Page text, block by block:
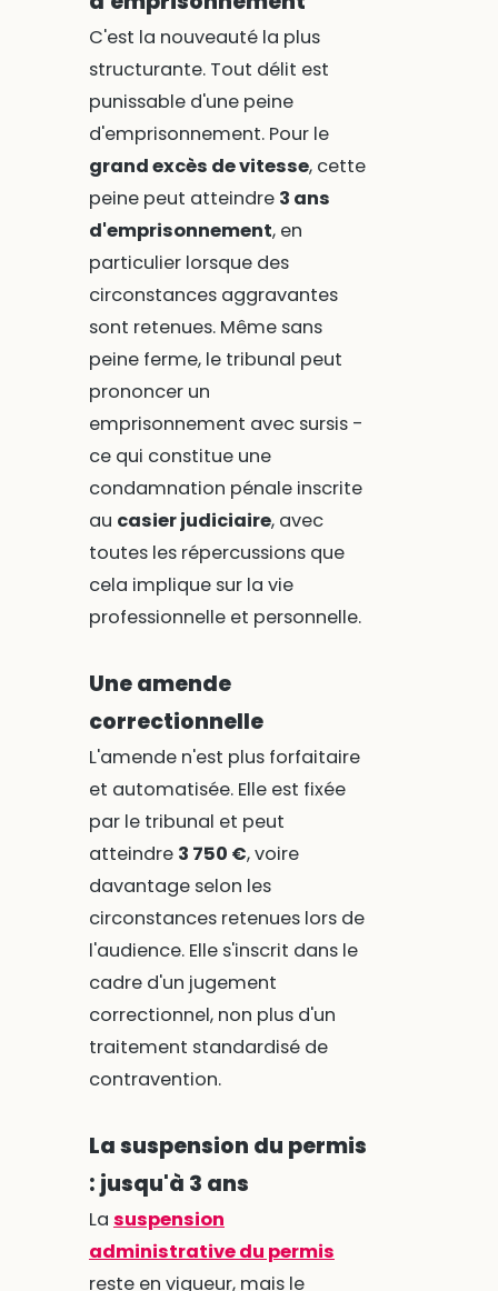
C'est la nouveauté la plus
structurante. Tout délit est
punissable d'une peine
d'emprisonnement. Pour le
grand excès de vitesse, cette
peine peut atteindre 3 ans
d'emprisonnement, en
particulier lorsque des
circonstances aggravantes
sont retenues. Même sans
peine ferme, le tribunal peut
prononcer un
emprisonnement avec sursis -
ce qui constitue une
condamnation pénale inscrite
au casier judiciaire, avec
toutes les répercussions que
cela implique sur la vie
professionnelle et personnelle.
Une amende
correctionnelle
L'amende n'est plus forfaitaire
et automatisée. Elle est fixée
par le tribunal et peut
atteindre 3 750 €, voire
davantage selon les
circonstances retenues lors de
l'audience. Elle s'inscrit dans le
cadre d'un jugement
correctionnel, non plus d'un
traitement standardisé de
contravention.
La suspension du permis
: jusqu'à 3 ans
La suspension
administrative du permis
reste en vigueur, mais le